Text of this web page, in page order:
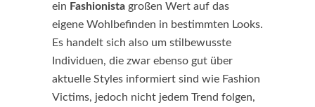
ein Fashionista großen Wert auf das
eigene Wohlbefinden in bestimmten Looks.
Es handelt sich also um stilbewusste
Individuen, die zwar ebenso gut über
aktuelle Styles informiert sind wie Fashion
Victims, jedoch nicht jedem Trend folgen,